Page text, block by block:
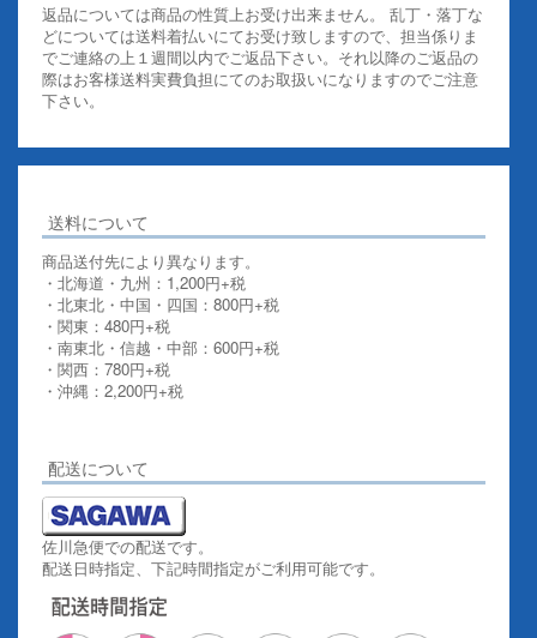
返品については商品の性質上お受け出来ません。 乱丁・落丁な
どについては送料着払いにてお受け致しますので、担当係りま
でご連絡の上１週間以内でご返品下さい。それ以降のご返品の
際はお客様送料実費負担にてのお取扱いになりますのでご注意
下さい。
送料について
商品送付先により異なります。
・北海道・九州：1,200円+税
・北東北・中国・四国：800円+税
・関東：480円+税
・南東北・信越・中部：600円+税
・関西：780円+税
・沖縄：2,200円+税
配送について
佐川急便での配送です。
配送日時指定、下記時間指定がご利用可能です。